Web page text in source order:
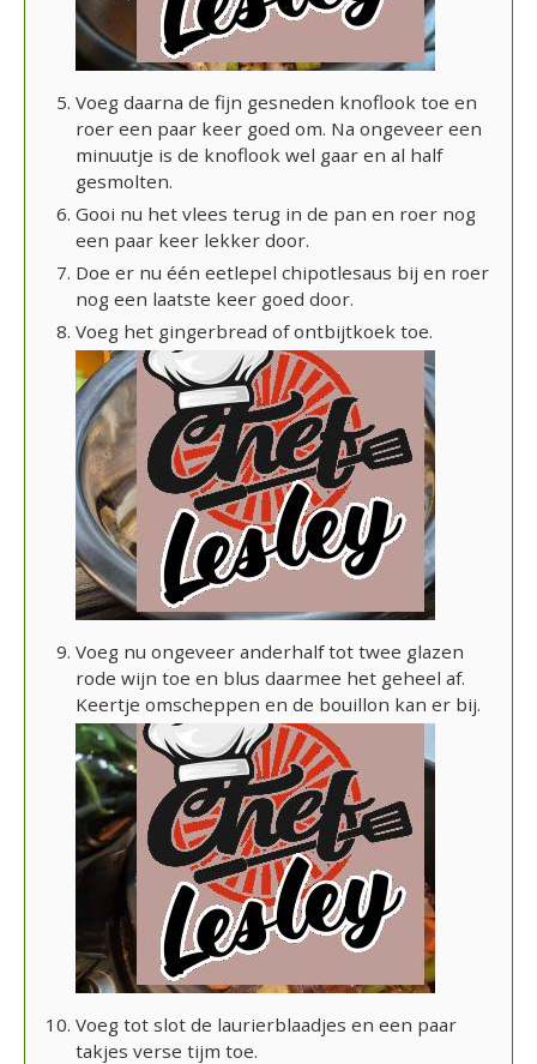
Voeg daarna de fijn gesneden knoflook toe en
roer een paar keer goed om. Na ongeveer een
minuutje is de knoflook wel gaar en al half
gesmolten.
Gooi nu het vlees terug in de pan en roer nog
een paar keer lekker door.
Doe er nu één eetlepel chipotlesaus bij en roer
nog een laatste keer goed door.
Voeg het gingerbread of ontbijtkoek toe.
Voeg nu ongeveer anderhalf tot twee glazen
rode wijn toe en blus daarmee het geheel af.
Keertje omscheppen en de bouillon kan er bij.
Voeg tot slot de laurierblaadjes en een paar
takjes verse tijm toe.